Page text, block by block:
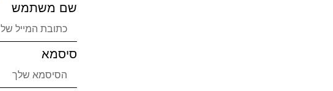
שם משתמש
סיסמא